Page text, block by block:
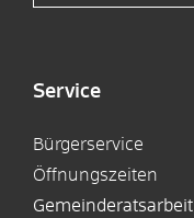
Service
Bürgerservice
Öffnungszeiten
Gemeinderatsarbeit